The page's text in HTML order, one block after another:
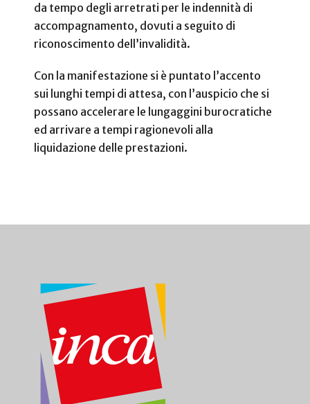
da tempo degli arretrati per le indennità di
accompagnamento, dovuti a seguito di
riconoscimento dell’invalidità.
Con la manifestazione si è puntato l’accento
sui lunghi tempi di attesa, con l’auspicio che si
possano accelerare le lungaggini burocratiche
ed arrivare a tempi ragionevoli alla
liquidazione delle prestazioni.